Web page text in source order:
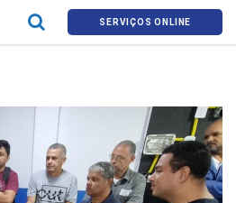
SERVIÇOS ONLINE